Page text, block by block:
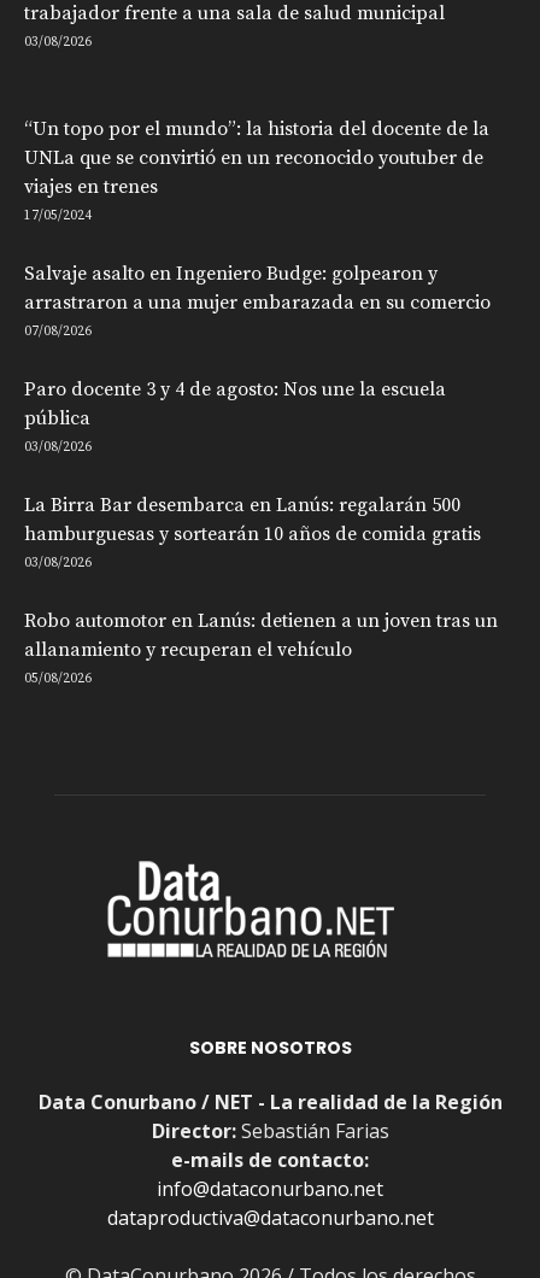
trabajador frente a una sala de salud municipal
03/08/2026
“Un topo por el mundo”: la historia del docente de la
UNLa que se convirtió en un reconocido youtuber de
viajes en trenes
17/05/2024
Salvaje asalto en Ingeniero Budge: golpearon y
arrastraron a una mujer embarazada en su comercio
07/08/2026
Paro docente 3 y 4 de agosto: Nos une la escuela
pública
03/08/2026
La Birra Bar desembarca en Lanús: regalarán 500
hamburguesas y sortearán 10 años de comida gratis
03/08/2026
Robo automotor en Lanús: detienen a un joven tras un
allanamiento y recuperan el vehículo
05/08/2026
SOBRE NOSOTROS
Data Conurbano / NET - La realidad de la Región
Director:Sebastián Farias
e-mails de contacto:
info@dataconurbano.net
dataproductiva@dataconurbano.net